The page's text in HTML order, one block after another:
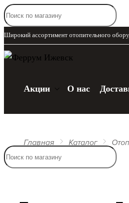
Широкий ассортимент отопительного
Акции О нас
Главная Каталог